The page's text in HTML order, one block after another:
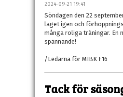
2024-09-21 19:41
Söndagen den 22
laget igen och
många roliga träningar. En
spännande!
/Ledarna för MIBK F16
Tack för